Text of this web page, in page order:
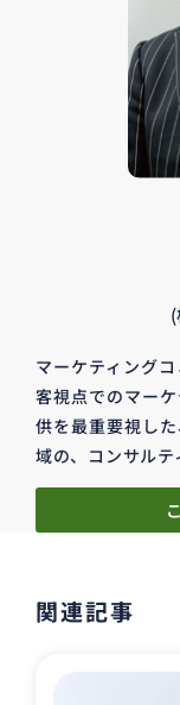
マーケティング
客視点でのマー
供を最重要視し
域の、コンサルテ
関連記事